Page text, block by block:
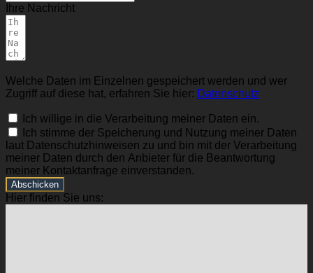
Ihre Nachricht
Welche Daten im Einzelnen gespeichert werden und wer
Zugriff auf diese hat, erfahren Sie hier: Datenschutz
Ich willige in die Verarbeitung meiner Daten ein.
Ich stimme der Speicherung und Nutzung meiner Daten
laut Datenschutzhinweisen zu und bin mit der Verarbeitung
meiner Daten durch den Anbieter für die Beantwortung
meiner Kontaktanfrage einverstanden.
Abschicken
Hier finden Sie uns: